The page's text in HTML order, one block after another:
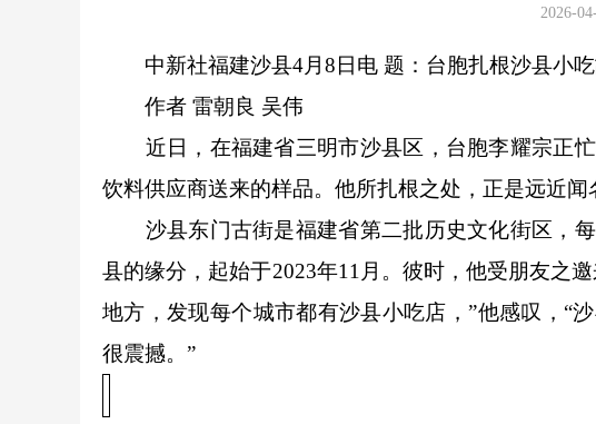
2026-
中新社福建沙县4月8日电 题：台胞扎根沙县小
作者 雷朝良 吴伟
近日，在福建省三明市沙县区，台胞李耀宗正忙
饮料供应商送来的样品。他所扎根之处，正是远近闻
沙县东门古街是福建省第二批历史文化街区，每
县的缘分，起始于2023年11月。彼时，他受朋友之
地方，发现每个城市都有沙县小吃店，”他感叹，“
很震撼。”